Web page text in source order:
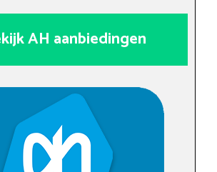
AH aanbiedingen